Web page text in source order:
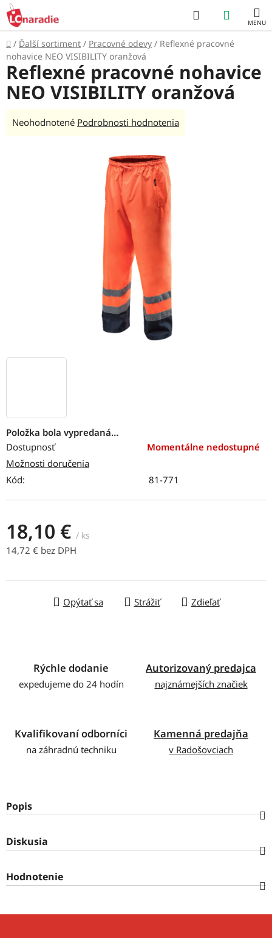
Prejsť
na
obsah
Hľadať
KOŠÍK
Domov
/ Ďalší sortiment / Pracovné odevy / Reflexné pracovné
nohavice NEO VISIBILITY oranžová
Položka bola vypredaná…
Dostupnosť
Momentálne nedostupné
Možnosti doručenia
Kód:
81-771
18,10 € / ks
14,72 € bez DPH
Opýtať sa Strážiť Zdieľať
Reflexné pracovné nohavice
NEO VISIBILITY oranžová
Priemerné
Neohodnotené Podrobnosti hodnotenia
Rýchle dodanie
expedujeme do 24 hodín
Autorizovaný predajca
najznámejších značiek
Kvalifikovaní odborníci
na záhradnú techniku
Kamenná predajňa
v Radošovciach
Popis
Diskusia
Hodnotenie